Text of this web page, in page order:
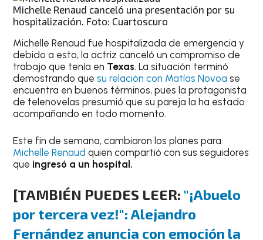
Michelle Renaud canceló una presentación por su
hospitalización. Foto: Cuartoscuro
Michelle Renaud fue hospitalizada de emergencia y
debido a esto, la actriz canceló un compromiso de
trabajo que tenía en Texas. La situación terminó
demostrando quesu relación con Matías Novoa se
encuentra en buenos términos, pues la protagonista
de telenovelas presumió que su pareja la ha estado
acompañando en todo momento.
Este fin de semana, cambiaron los planes para
Michelle Renaudquien compartió con sus seguidores
que ingresó a un hospital.
[TAMBIÉN PUEDES LEER: "¡Abuelo
por tercera vez!": Alejandro
Fernández anuncia con emoción la